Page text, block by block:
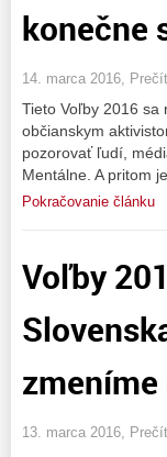
konečne
14. marca 2016,
Tieto Voľby 2016 sa
občianskym
pozorovať ľudí,
Mentálne. A pritom
Pokračovanie článku
Voľby
13. marca 2016,